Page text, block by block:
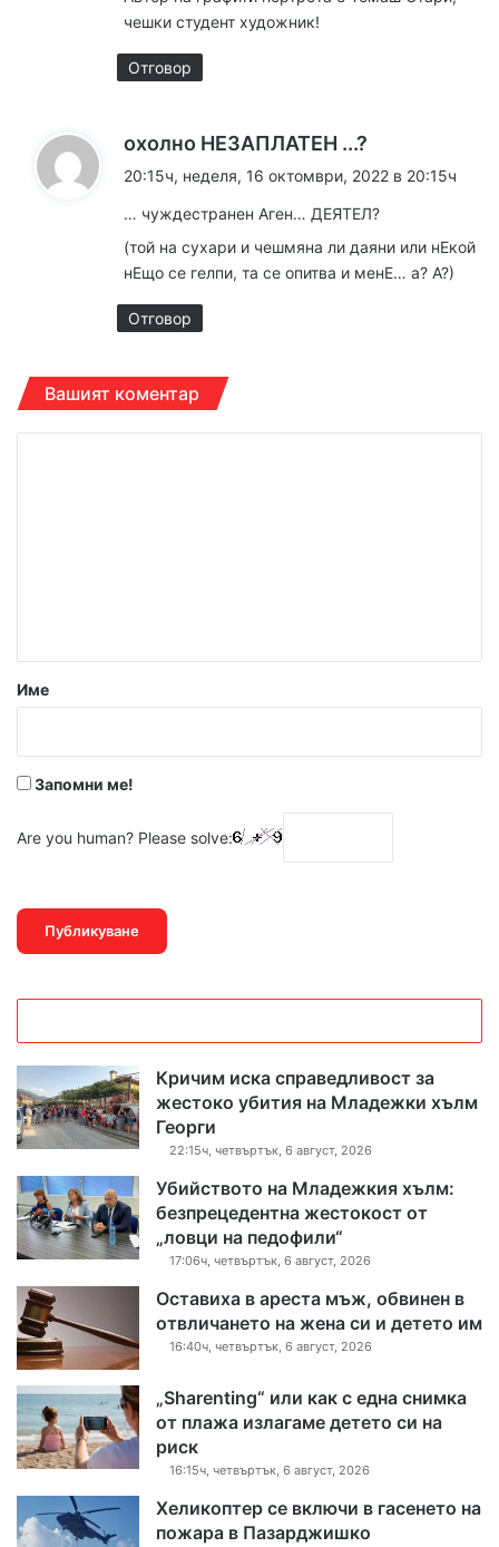
а
:
чешки студент художник!
Отговор
охолно НЕЗАПЛАТЕН ...?
а
а
:
20:15ч, неделя, 16 октомври, 2022 в 20:15ч
… чуждестранен Аген… ДЕЯТЕЛ?
(той на сухари и чешмяна ли даяни или нЕкой
нЕщо се гелпи, та се опитва и менЕ… а? А?)
Отговор
Вашият коментар
р
Име
Запомни ме!
Are you human? Please solve:
Кричим иска справедливост за
жестоко убития на Младежки хълм
Георги
22:15ч, четвъртък, 6 август, 2026
Убийството на Младежкия хълм:
безпрецедентна жестокост от
„ловци на педофили“
17:06ч, четвъртък, 6 август, 2026
Оставиха в ареста мъж, обвинен в
отвличането на жена си и детето им
16:40ч, четвъртък, 6 август, 2026
„Sharenting“ или как с една снимка
от плажа излагаме детето си на
риск
16:15ч, четвъртък, 6 август, 2026
Хеликоптер се включи в гасенето на
пожара в Пазарджишко